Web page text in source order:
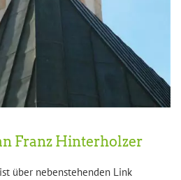
Franz Hinterholzer
über nebenstehenden Link